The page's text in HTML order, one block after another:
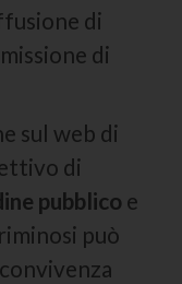
di
di
sul web di
di
pubblico e
può